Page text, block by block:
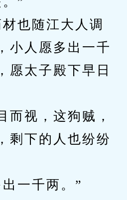
也随江大人调
小人愿多出一千
愿太子殿下早日
视，这狗贼，
剩下的人也纷纷
一千两。”